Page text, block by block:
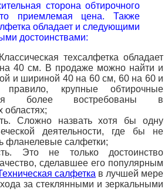
сторона обтирочного
приемлемая цена. Также
обладает и следующими
достоинствами:
техсалфетка обладает
40 см. В продаже можно найти и
и шириной 40 на 60 см, 60 на 60 и
крупные обтирочные
более востребованы в
Сложно назвать хотя бы одну
деятельности, где бы не
фланелевые салфетки;
Это не только достоинство
сделавшее его популярным
салфетка в лучшей мере
за стеклянными и зеркальными